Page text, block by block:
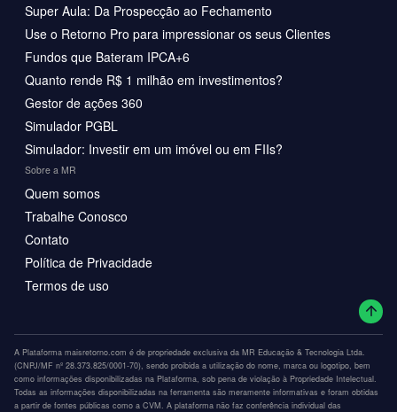
Super Aula: Da Prospecção ao Fechamento
Use o Retorno Pro para impressionar os seus Clientes
Fundos que Bateram IPCA+6
Quanto rende R$ 1 milhão em investimentos?
Gestor de ações 360
Simulador PGBL
Simulador: Investir em um imóvel ou em FIIs?
Sobre a MR
Quem somos
Trabalhe Conosco
Contato
Política de Privacidade
Termos de uso
A Plataforma maisretorno.com é de propriedade exclusiva da MR Educação & Tecnologia Ltda.
(CNPJ/MF nº 28.373.825/0001-70), sendo proibida a utilização do nome, marca ou logotipo, bem
como informações disponibilizadas na Plataforma, sob pena de violação à Propriedade Intelectual.
Todas as informações disponibilizadas na ferramenta são meramente informativas e foram obtidas
a partir de fontes públicas como a CVM. A plataforma não faz conferência individual das